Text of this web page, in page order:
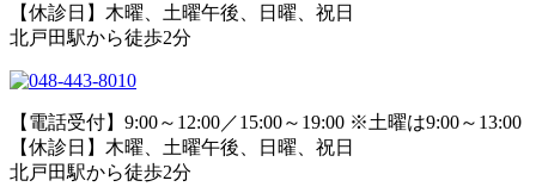
【休診日】木曜、土曜午後、日曜、祝日
北戸田駅から徒歩2分
【電話受付】9:00～12:00／15:00～19:00 ※土曜は9:00～13:00
【休診日】木曜、土曜午後、日曜、祝日
北戸田駅から徒歩2分